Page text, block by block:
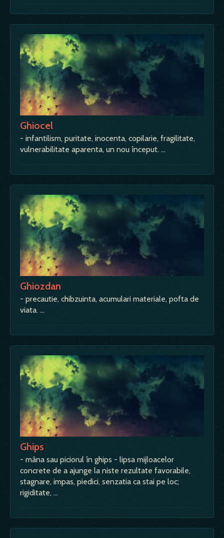
Ghiocel
- infantilism, puritate, inocenta, copilarie, fragilitate,
vulnerabilitate aparenta, un nou început. …
Ghiozdan
- precautie, chibzuinta, acumulari materiale, pofta de
viata. …
Ghips
- mâna sau piciorul în ghips - lipsa mijloacelor
concrete de a ajunge la niste rezultate favorabile,
stagnare, impas, piedici, senzatia ca stai pe loc;
rigiditate, …